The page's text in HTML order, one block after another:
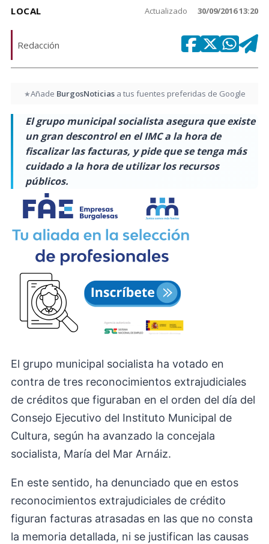
LOCAL Actualizado 30/09/2016 13:20
Redacción
★Añade BurgosNoticiasa tus fuentes preferidas de Google
El grupo municipal socialista asegura que existe
un gran descontrol en el IMC a la hora de
fiscalizar las facturas, y pide que se tenga más
cuidado a la hora de utilizar los recursos
públicos.
El grupo municipal socialista ha votado en
contra de tres reconocimientos extrajudiciales
de créditos que figuraban en el orden del día del
Consejo Ejecutivo del Instituto Municipal de
Cultura, según ha avanzado la concejala
socialista, María del Mar Arnáiz.
En este sentido, ha denunciado que en estos
reconocimientos extrajudiciales de crédito
figuran facturas atrasadas en las que no consta
la memoria detallada, ni se justifican las causas